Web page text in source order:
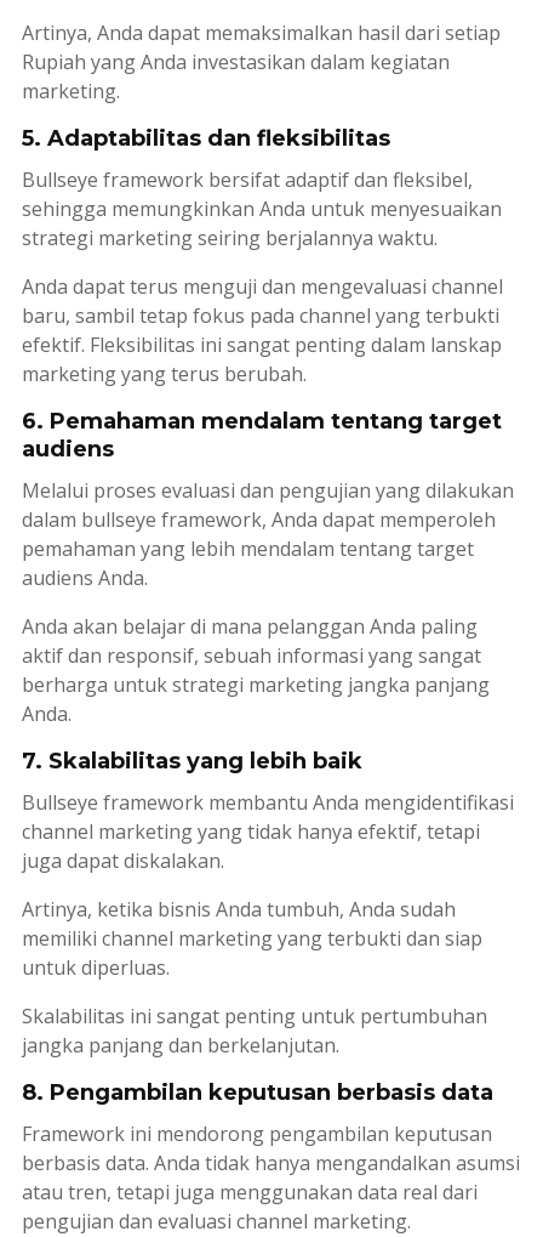
Artinya, Anda dapat memaksimalkan hasil dari setiap
Rupiah yang Anda investasikan dalam kegiatan
marketing.
5. Adaptabilitas dan fleksibilitas
Bullseye frameworkbersifat adaptif dan fleksibel,
sehingga memungkinkan Anda untuk menyesuaikan
strategi marketingseiring berjalannya waktu.
Anda dapat terus menguji dan mengevaluasi channel
baru, sambil tetap fokus pada channel yang terbukti
efektif. Fleksibilitas ini sangat penting dalam lanskap
marketingyang terus berubah.
6. Pemahaman mendalam tentang target
audiens
Melalui proses evaluasi dan pengujian yang dilakukan
dalam bullseye framework, Anda dapat memperoleh
pemahaman yang lebih mendalam tentang target
audiens Anda.
Anda akan belajar di mana pelanggan Anda paling
aktif dan responsif, sebuah informasi yang sangat
berharga untuk strategi marketingjangka panjang
Anda.
7. Skalabilitas yang lebih baik
Bullseye frameworkmembantu Anda mengidentifikasi
channel marketingyang tidak hanya efektif, tetapi
juga dapat diskalakan.
Artinya, ketika bisnis Anda tumbuh, Anda sudah
memiliki channel marketingyang terbukti dan siap
untuk diperluas.
Skalabilitas ini sangat penting untuk pertumbuhan
jangka panjang dan berkelanjutan.
8. Pengambilan keputusan berbasis data
Frameworkini mendorong pengambilan keputusan
berbasis data. Anda tidak hanya mengandalkan asumsi
atau tren, tetapi juga menggunakan data real dari
pengujian dan evaluasi channel marketing.